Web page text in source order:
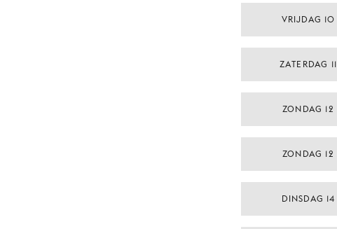
VRIJDAG 10
ZATERDAG 11
ZONDAG 12
ZONDAG 12
DINSDAG 14